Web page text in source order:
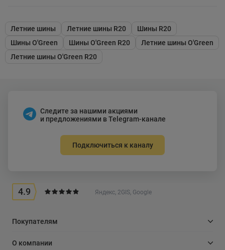
Летние шины Летние шины R20
Шины R20
Шины O'Green
Шины O'Green R20
Летние шины O'Green
Летние шины O'Green R20
Следите за нашими акциями
и предложениями в Telegram-канале
Подключиться к каналу
4.9 Яндекс, 2GIS, Google
Покупателям
О компании